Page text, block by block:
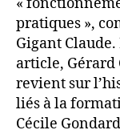
«
pratiques »,
Gigant
article, Gérard
revient sur
liés à la
Cécile